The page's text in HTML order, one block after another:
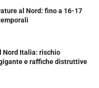
al Nord: fino a 16-17
Nord Italia: rischio
e raffiche distruttive